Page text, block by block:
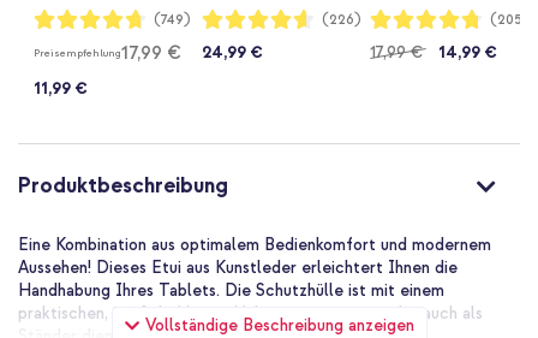
iPad Air 2 (2014) /
Air 1 (2013) -
Dunkelblau
Bewertung:
94%
(749)
Preisempfehlung17,99 €
11,99 €
Zoll / iPad 5 (2017)
9.7 Zoll / Air 2
(2014)/Air 1 (2013)
Bewertung:
92%
(226)
24,99 €
Zoll / iPad 5 (2017)
9.7 Zoll / Air 2
(2014)/Air 1 (2013)
Bewertung:
95%
(2058)
17,99 € 14,99 €
Produktbeschreibung
Vollständige Beschreibung anzeigen
Eine Kombination aus optimalem Bedienkomfort und modernem
Aussehen! Dieses Etui aus Kunstleder erleichtert Ihnen die
Handhabung Ihres Tablets. Die Schutzhülle ist mit einem
praktischen, 360° drehbaren Halter ausgestattet, der auch als